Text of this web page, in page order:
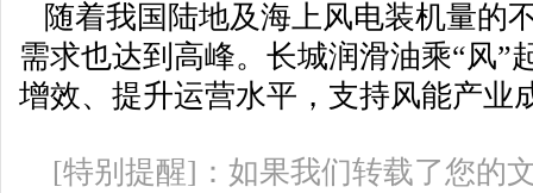
随着我国陆地及海上风电装机量的
需求也达到高峰。长城润滑油乘“风”
增效、提升运营水平，支持风能产业
[特别提醒]：如果我们转载了您的